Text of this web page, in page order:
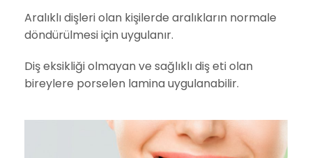
Aralıklı dişleri olan kişilerde aralıkların normale
döndürülmesi için uygulanır.
Diş eksikliği olmayan ve sağlıklı diş eti olan
bireylere porselen lamina uygulanabilir.